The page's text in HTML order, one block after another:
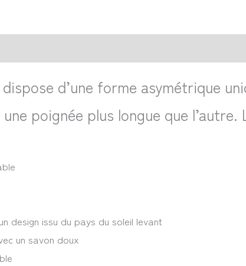
d’une forme asymétrique
poignée plus longue que
design issu du pays du soleil levant
un savon doux